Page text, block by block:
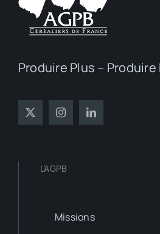
Produire Plus – Produire
L’AGPB
Missions